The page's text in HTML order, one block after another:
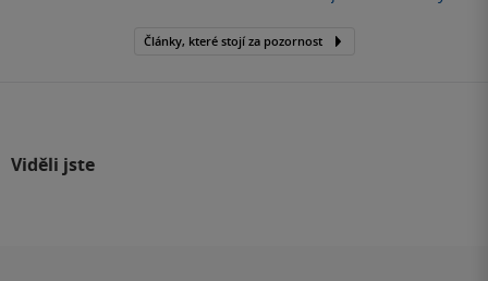
Články, které stojí za pozornost
Viděli jste